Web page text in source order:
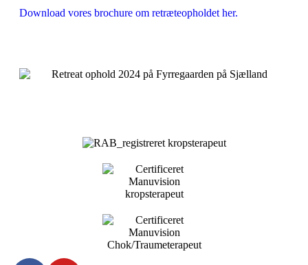
Download vores brochure om retræteopholdet her.